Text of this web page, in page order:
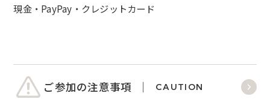
現金・PayPay・クレジットカード
ご参加の注意事項 CAUTION